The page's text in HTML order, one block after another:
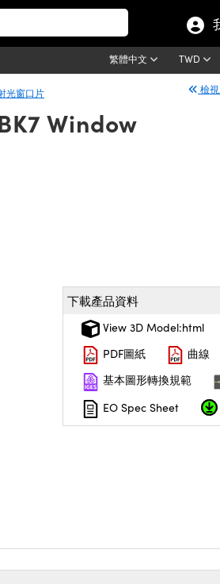
繁體中文 TWD
光窗口片 檢
Window
下載產品資料
View 3D Model:html
PDF圖紙
曲線
基本圖形轉換規範
EO Spec Sheet